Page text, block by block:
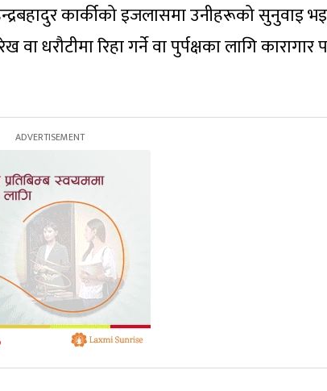
कार्कीको इजलासमा उनीहरूको सुनुवाइ
रिहा गर्ने वा पुर्पक्षका लागि कारागार